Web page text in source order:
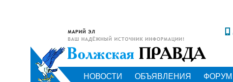
НОВОСТИ ОБЪЯВЛЕНИЯ ФОРУМ